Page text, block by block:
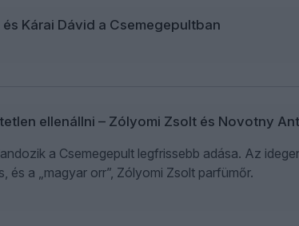
Kárai Dávid a Csemegepultban
ellenállni – Zólyomi Zsolt és Novotny
a Csemegepult legfrissebb adása. Az
és a „magyar orr”, Zólyomi Zsolt parfümőr.